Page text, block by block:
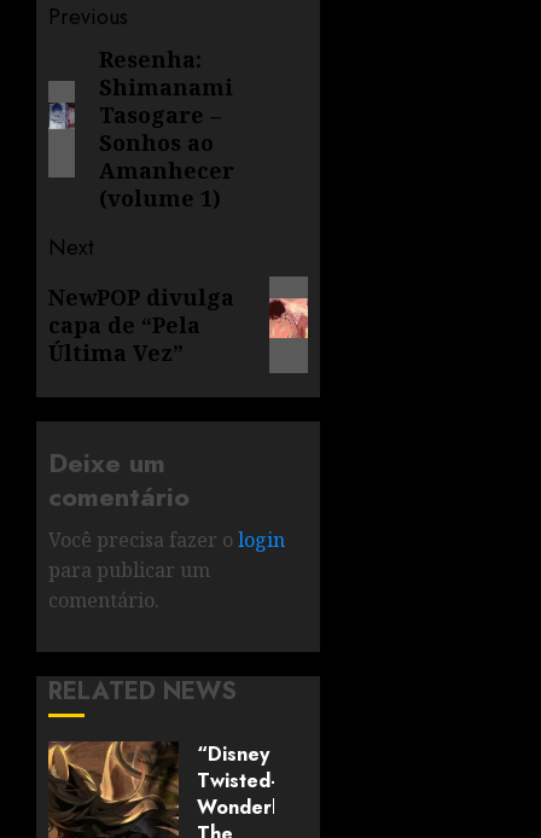
Previous
Resenha:
Shimanami
Tasogare –
Sonhos ao
Amanhecer
(volume 1)
Next
NewPOP divulga
capa de “Pela
Última Vez”
Deixe um
comentário
Você precisa fazer o login
para publicar um
comentário.
RELATED NEWS
“Disney
Twisted-
Wonderland: